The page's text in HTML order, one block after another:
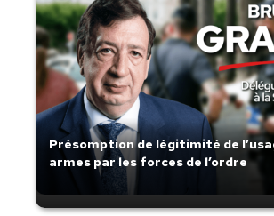
Présomption de légitimité de
armes par les forces de l’ordre